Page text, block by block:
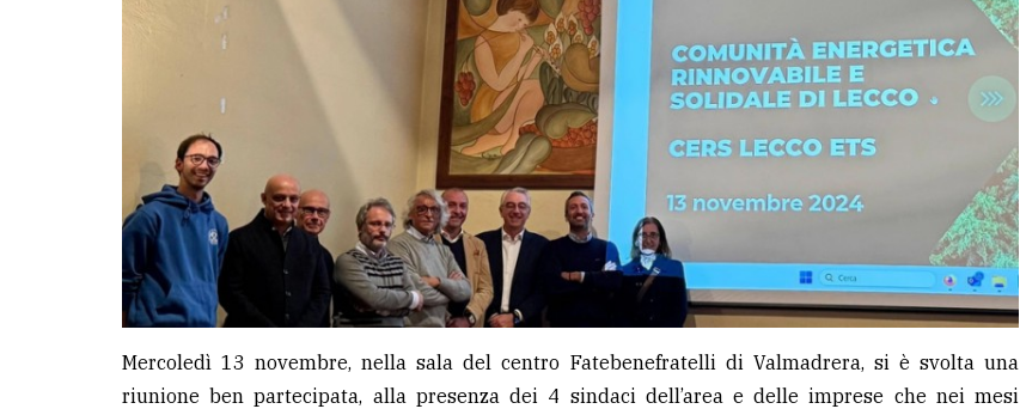
Mercoledì 13 novembre, nella sala del centro Fatebenefratelli di Valmadrera, si è svolta una
riunione ben partecipata, alla presenza dei 4 sindaci dell’area e delle imprese che nei mesi